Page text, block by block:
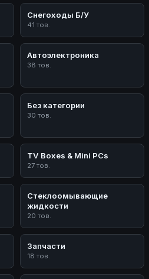
Снегоходы Б/У
41 тов.
Автоэлектроника
38 тов.
Без категории
30 тов.
TV Boxes & Mini PCs
27 тов.
Стеклоомывающие
жидкости
20 тов.
Запчасти
18 тов.